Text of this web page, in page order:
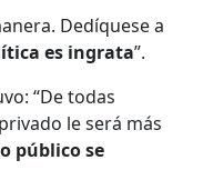
Dedíquese a
es ingrata”.
“De todas
le será más
público se